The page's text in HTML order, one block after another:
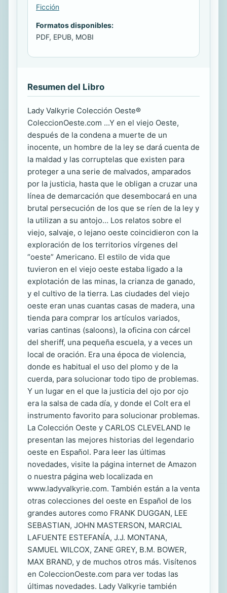
Ficción
Formatos disponibles:
PDF, EPUB, MOBI
Resumen del Libro
Lady Valkyrie Colección Oeste®
ColeccionOeste.com ...Y en el viejo Oeste,
después de la condena a muerte de un
inocente, un hombre de la ley se dará cuenta de
la maldad y las corruptelas que existen para
proteger a una serie de malvados, amparados
por la justicia, hasta que le obligan a cruzar una
línea de demarcación que desembocará en una
brutal persecución de los que se ríen de la ley y
la utilizan a su antojo… Los relatos sobre el
viejo, salvaje, o lejano oeste coincidieron con la
exploración de los territorios vírgenes del
“oeste” Americano. El estilo de vida que
tuvieron en el viejo oeste estaba ligado a la
explotación de las minas, la crianza de ganado,
y el cultivo de la tierra. Las ciudades del viejo
oeste eran unas cuantas casas de madera, una
tienda para comprar los artículos variados,
varias cantinas (saloons), la oficina con cárcel
del sheriff, una pequeña escuela, y a veces un
local de oración. Era una época de violencia,
donde es habitual el uso del plomo y de la
cuerda, para solucionar todo tipo de problemas.
Y un lugar en el que la justicia del ojo por ojo
era la salsa de cada día, y donde el Colt era el
instrumento favorito para solucionar problemas.
La Colección Oeste y CARLOS CLEVELAND le
presentan las mejores historias del legendario
oeste en Español. Para leer las últimas
novedades, visite la página internet de Amazon
o nuestra página web localizada en
www.ladyvalkyrie.com. También están a la venta
otras colecciones del oeste en Español de los
grandes autores como FRANK DUGGAN, LEE
SEBASTIAN, JOHN MASTERSON, MARCIAL
LAFUENTE ESTEFANÍA, J.J. MONTANA,
SAMUEL WILCOX, ZANE GREY, B.M. BOWER,
MAX BRAND, y de muchos otros más. Visítenos
en ColeccionOeste.com para ver todas las
últimas novedades. Lady Valkyrie también